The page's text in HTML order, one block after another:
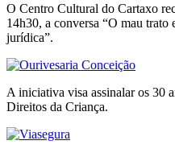
O Centro Cultural do Cartaxo
14h30, a conversa “O mau
jurídica”.
A iniciativa visa assinalar os 30
Direitos da Criança.